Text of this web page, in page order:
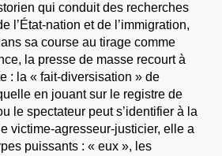
qui conduit des recherches
l’État-nation et de l’immigration,
sa course au tirage comme
la presse de masse recourt à
: la « fait-diversisation » de
en jouant sur le registre de
le spectateur peut s’identifier à la
victime-agresseur-justicier, elle a
puissants : « eux », les